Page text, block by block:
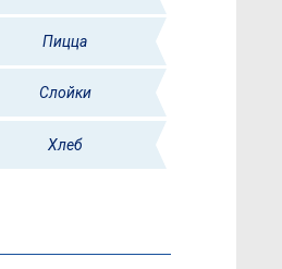
Пицца
Слойки
Хлеб